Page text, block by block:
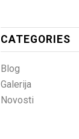
CATEGORIES
Blog
Galerija
Novosti